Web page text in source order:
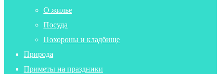
О жилье
Посуда
Похороны и кладбище
Природа
Приметы на праздники